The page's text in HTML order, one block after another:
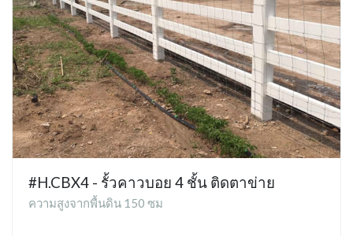
#H.CBX4 - รั้วคาวบอย 4 ชั้น ติดตาข่าย
ความสูงจากพื้นดิน 150 ซม